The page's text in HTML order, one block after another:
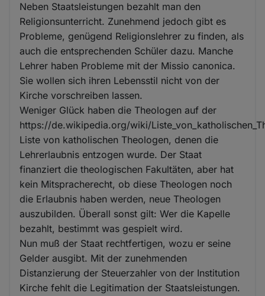
Neben Staatsleistungen bezahlt man den
Religionsunterricht. Zunehmend jedoch gibt es
Probleme, genügend Religionslehrer zu finden, als
auch die entsprechenden Schüler dazu. Manche
Lehrer haben Probleme mit der Missio canonica.
Sie wollen sich ihren Lebensstil nicht von der
Kirche vorschreiben lassen.
Weniger Glück haben die Theologen auf der
https://de.wikipedia.org/wiki/
Liste von katholischen Theologen, denen die
Lehrerlaubnis entzogen wurde. Der Staat
finanziert die theologischen Fakultäten, aber hat
kein Mitspracherecht, ob diese Theologen noch
die Erlaubnis haben werden, neue Theologen
auszubilden. Überall sonst gilt: Wer die Kapelle
bezahlt, bestimmt was gespielt wird.
Nun muß der Staat rechtfertigen, wozu er seine
Gelder ausgibt. Mit der zunehmenden
Distanzierung der Steuerzahler von der Institution
Kirche fehlt die Legitimation der Staatsleistungen.